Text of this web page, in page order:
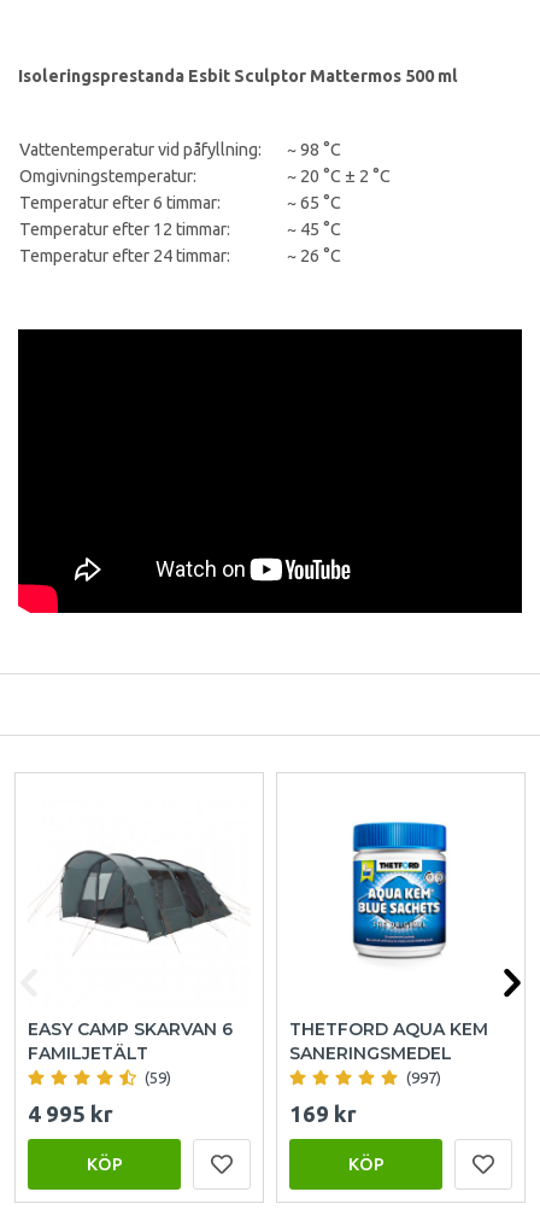
Isoleringsprestanda Esbit Sculptor Mattermos 500 ml
Vattentemperatur vid påfyllning:
~ 98 °C
Omgivningstemperatur:
~ 20 °C ± 2 °C
Temperatur efter 6 timmar:
~ 65 °C
Temperatur efter 12 timmar:
~ 45 °C
Temperatur efter 24 timmar:
~ 26 °C
EASY CAMP SKARVAN 6
FAMILJETÄLT
(59)
4 995 kr
KÖP
THETFORD AQUA KEM
SANERINGSMEDEL
(997)
169 kr
KÖP